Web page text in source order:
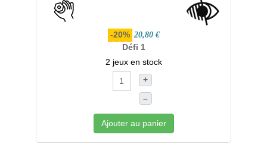
-20% 20,80 €
Défi 1
2 jeux en stock
+
–
Ajouter au panier